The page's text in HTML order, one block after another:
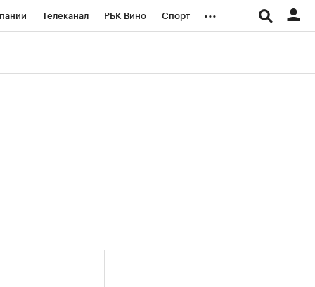
Телеканал РБК Вино Спорт ...